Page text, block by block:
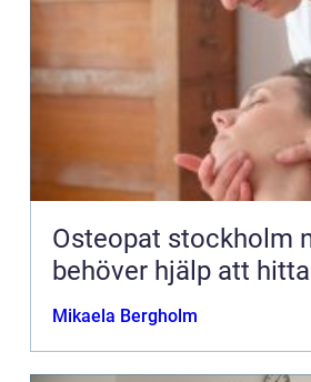
Osteopat stockholm när kroppen
behöver hjälp att
Mikaela Bergholm